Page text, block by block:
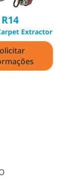
R14
Extractor